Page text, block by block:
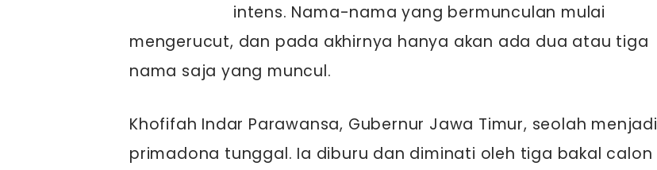
intens. Nama-nama yang bermunculan mulai
mengerucut, dan pada akhirnya hanya akan ada dua atau tiga
nama saja yang muncul.
Khofifah Indar Parawansa, Gubernur Jawa Timur, seolah menjadi
primadona tunggal. Ia diburu dan diminati oleh tiga bakal calon